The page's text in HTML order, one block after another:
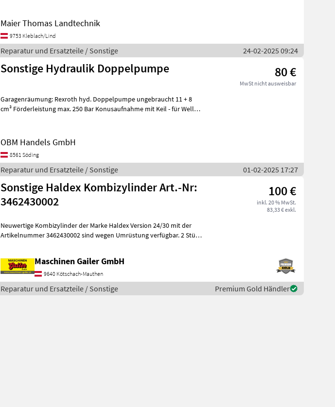
Maier Thomas Landtechnik
9753 Kleblach/Lind
Reparatur und Ersatzteile / Sonstige 24-02-2025 09:24
Sonstige Hydraulik Doppelpumpe 80 €
MwSt nicht ausweisbar
Garagenräumung: Rexroth hyd. Doppelpumpe ungebraucht 11 + 8
cm³ Förderleistung max. 250 Bar Konusaufnahme mit Keil - für Welle,
OBM Handels GmbH
8561 Söding
Reparatur und Ersatzteile / Sonstige 01-02-2025 17:27
Sonstige Haldex Kombizylinder Art.-Nr:
3462430002
100 €
inkl. 20 % MwSt.
83,33 € exkl.
Neuwertige Kombizylinder der Marke Haldex Version 24/30 mit der
Artikelnummer 3462430002 sind wegen Umrüstung verfügbar. 2 Stück
Maschinen Gailer GmbH
9640 Kötschach-Mauthen
Reparatur und Ersatzteile / Sonstige Premium Gold Händler